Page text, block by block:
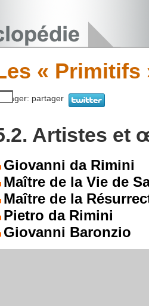
« Primitifs
partager
Artistes et
Giovanni da Rimini
Maître de la Vie de
Maître de la
Pietro da Rimini
Giovanni Baronzio